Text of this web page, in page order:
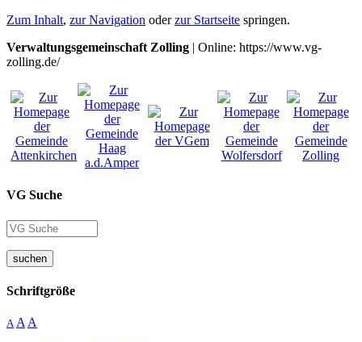
Zum Inhalt, zur Navigation oderzur Startseite springen.
Verwaltungsgemeinschaft Zolling | Online: https://www.vg-
zolling.de/
VG Suche
suchen
Schriftgröße
A A A